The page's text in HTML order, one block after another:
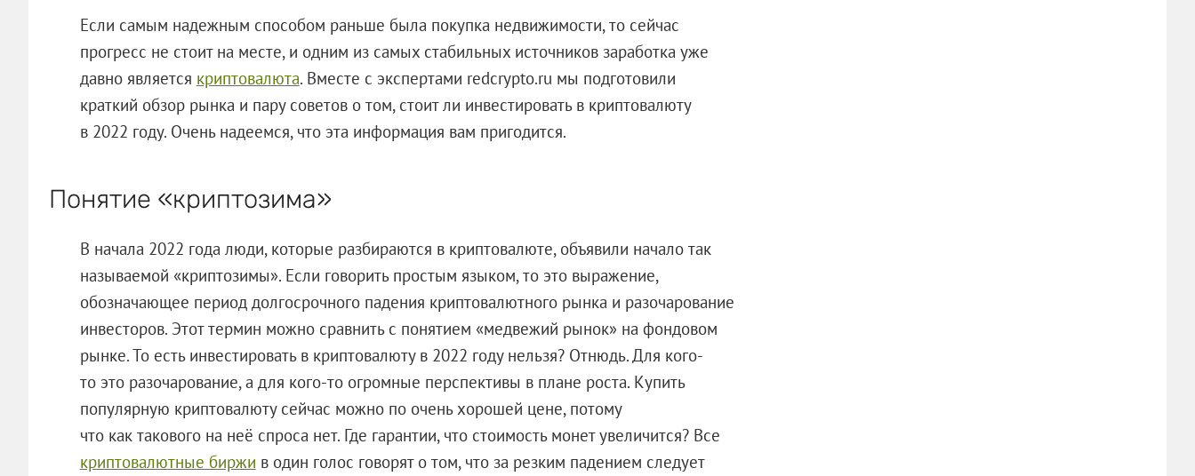
Если самым надежным способом раньше была покупка недвижимости, то сейчас
прогресс не стоит на месте, и одним из самых стабильных источников заработка уже
давно является криптовалюта. Вместе с экспертами redcrypto.ru мы подготовили
краткий обзор рынка и пару советов о том, стоит ли инвестировать в криптовалюту
в 2022 году. Очень надеемся, что эта информация вам пригодится.
Понятие «криптозима»
В начала 2022 года люди, которые разбираются в криптовалюте, объявили начало так
называемой «криптозимы». Если говорить простым языком, то это выражение,
обозначающее период долгосрочного падения криптовалютного рынка и разочарование
инвесторов. Этот термин можно сравнить с понятием «медвежий рынок» на фондовом
рынке. То есть инвестировать в криптовалюту в 2022 году нельзя? Отнюдь. Для кого-
то это разочарование, а для кого-то огромные перспективы в плане роста. Купить
популярную криптовалюту сейчас можно по очень хорошей цене, потому
что как такового на неё спроса нет. Где гарантии, что стоимость монет увеличится? Все
криптовалютные биржи в один голос говорят о том, что за резким падением следует